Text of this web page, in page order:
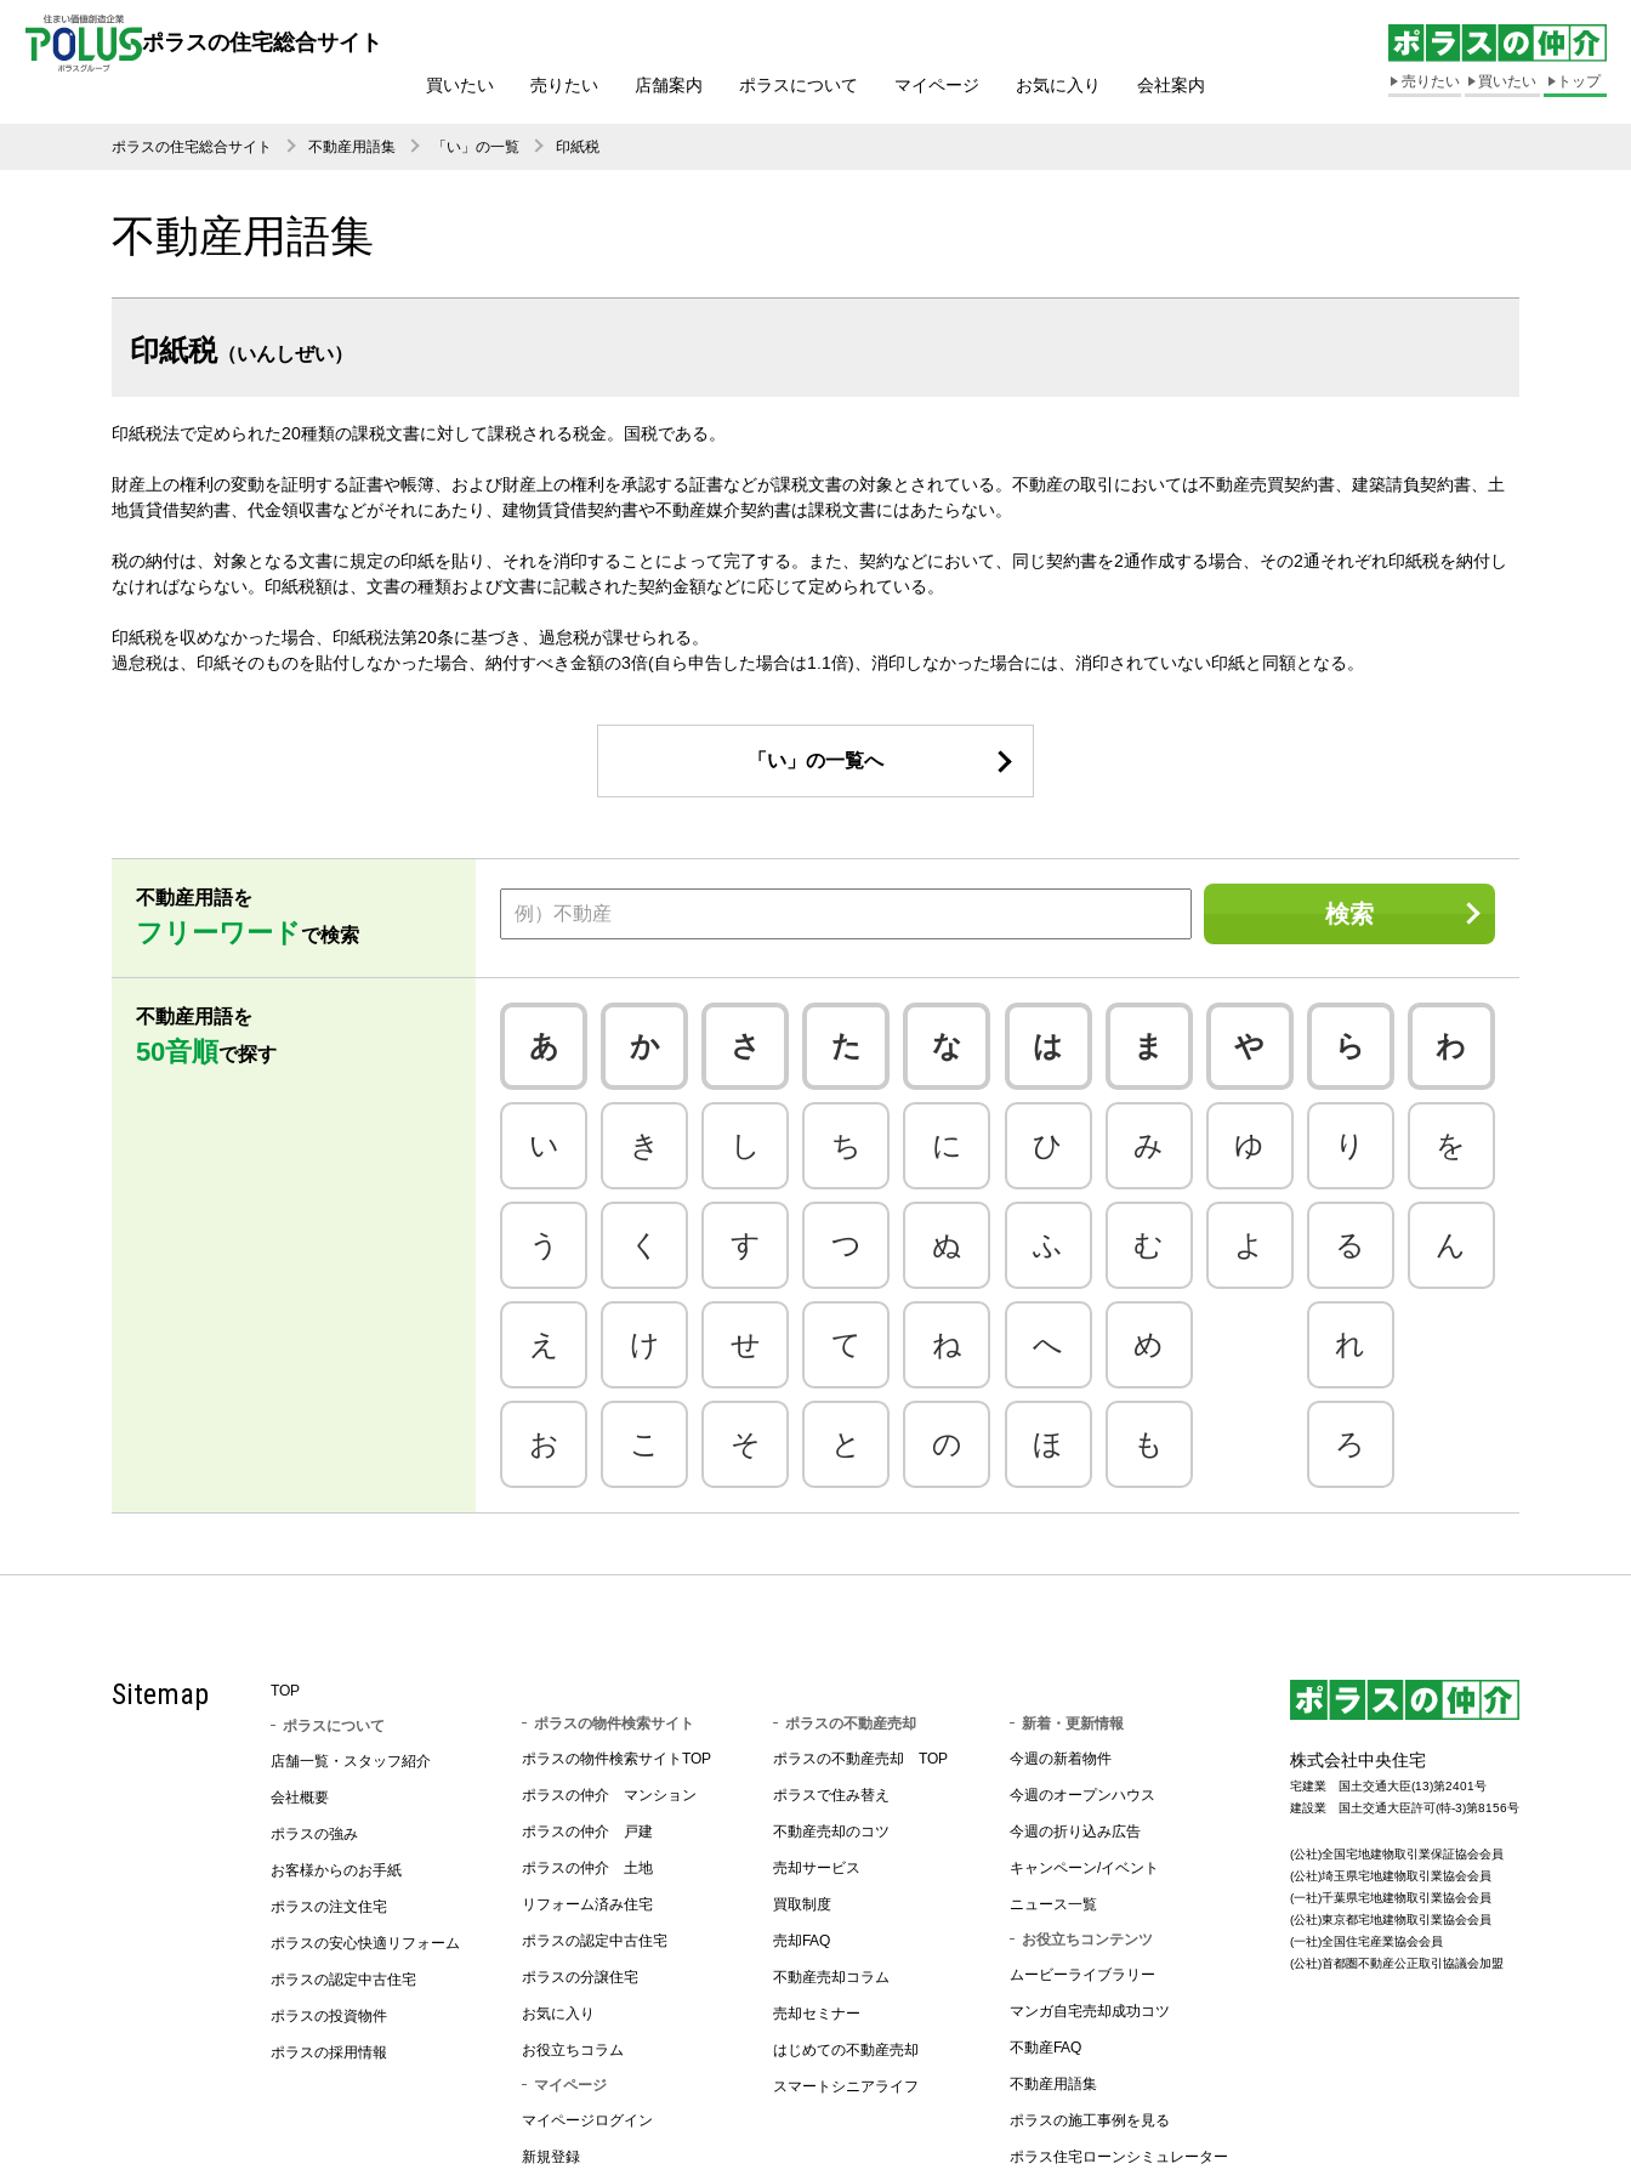
ポラスの住宅総合サイト
買いたい 売りたい 店舗案内 ポラスについて マイページ お気に入り 会社案内 売りたい 買いたい トップ
ポラスの住宅総合サイト 不動産用語集 「い」の一覧 印紙税
不動産用語集
印紙税（いんしぜい）
印紙税法で定められた20種類の課税文書に対して課税される税金。国税である。
財産上の権利の変動を証明する証書や帳簿、および財産上の権利を承認する証書などが課税文書の対象とされている。不動産の取引においては不動産売買契約書、建築請負契約書、土
地賃貸借契約書、代金領収書などがそれにあたり、建物賃貸借契約書や不動産媒介契約書は課税文書にはあたらない。
税の納付は、対象となる文書に規定の印紙を貼り、それを消印することによって完了する。また、契約などにおいて、同じ契約書を2通作成する場合、その2通それぞれ印紙税を納付し
なければならない。印紙税額は、文書の種類および文書に記載された契約金額などに応じて定められている。
印紙税を収めなかった場合、印紙税法第20条に基づき、過怠税が課せられる。
過怠税は、印紙そのものを貼付しなかった場合、納付すべき金額の3倍(自ら申告した場合は1.1倍)、消印しなかった場合には、消印されていない印紙と同額となる。
「い」の一覧へ
不動産用語を
フリーワードで検索
検索
不動産用語を
50音順で探す あ
い
う
え
お
か
き
く
け
こ
さ
し
す
せ
そ
た
ち
つ
て
と
な
に
ぬ
ね
の
は
ひ
ふ
へ
ほ
ま
み
む
め
も
や
ゆ
よ
ら
り
る
れ
ろ
わ
を
ん
Sitemap TOP
ポラスについて
店舗一覧・スタッフ紹介
会社概要
ポラスの強み
お客様からのお手紙
ポラスの注文住宅
ポラスの安心快適リフォーム
ポラスの認定中古住宅
ポラスの投資物件
ポラスの採用情報
ポラスの物件検索サイト
ポラスの物件検索サイトTOP
ポラスの仲介 マンション
ポラスの仲介 戸建
ポラスの仲介 土地
リフォーム済み住宅
ポラスの認定中古住宅
ポラスの分譲住宅
お気に入り
お役立ちコラム
マイページ
マイページログイン
新規登録
ポラスの不動産売却
ポラスの不動産売却 TOP
ポラスで住み替え
不動産売却のコツ
売却サービス
買取制度
売却FAQ
不動産売却コラム
売却セミナー
はじめての不動産売却
スマートシニアライフ
新着・更新情報
今週の新着物件
今週のオープンハウス
今週の折り込み広告
キャンペーン/イベント
ニュース一覧
お役立ちコンテンツ
ムービーライブラリー
マンガ自宅売却成功コツ
不動産FAQ
不動産用語集
ポラスの施工事例を見る
ポラス住宅ローンシミュレーター
株式会社中央住宅
宅建業 国土交通大臣(13)第2401号
建設業 国土交通大臣許可(特-3)第8156号
(公社)全国宅地建物取引業保証協会会員
(公社)埼玉県宅地建物取引業協会会員
(一社)千葉県宅地建物取引業協会会員
(公社)東京都宅地建物取引業協会会員
(一社)全国住宅産業協会会員
(公社)首都圏不動産公正取引協議会加盟